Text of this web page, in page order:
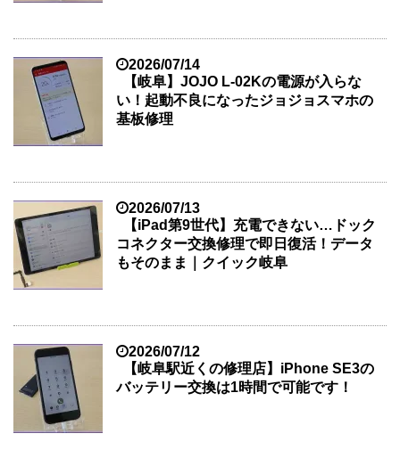
2026/07/14
【岐阜】JOJO L-02Kの電源が入らな
い！起動不良になったジョジョスマホの
基板修理
2026/07/13
【iPad第9世代】充電できない…ドック
コネクター交換修理で即日復活！データ
もそのまま｜クイック岐阜
2026/07/12
【岐阜駅近くの修理店】iPhone SE3の
バッテリー交換は1時間で可能です！